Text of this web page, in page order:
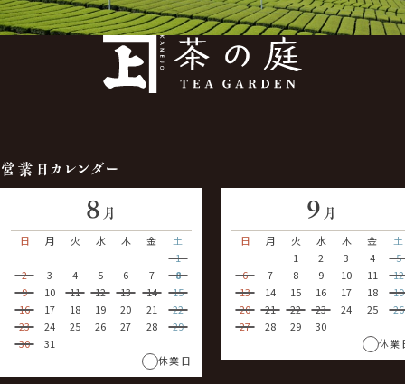
営業日カレンダー
8 月
日
月 火 水 木 金
土
1
2
3 4 5 6 7
8
9
10 11 12 13 14
15
16
17 18 19 20 21
22
23
24 25 26 27 28
29
30
31
休業日
9 月
日
月 火 水 木 金
土
1
2 3 4
5
6
7 8 9 10 11
12
13
14 15 16 17 18
19
20
21 22 23 24 25
26
27
28 29
30
休業